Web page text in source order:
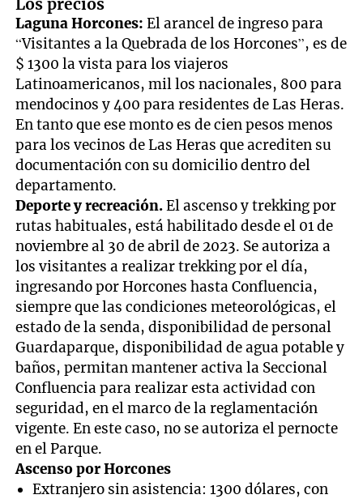
Los precios
Laguna Horcones: El arancel de ingreso para
“Visitantes a la Quebrada de los Horcones”, es de
$ 1300 la vista para los viajeros
Latinoamericanos, mil los nacionales, 800 para
mendocinos y 400 para residentes de Las Heras.
En tanto que ese monto es de cien pesos menos
para los vecinos de Las Heras que acrediten su
documentación con su domicilio dentro del
departamento.
Deporte y recreación.El ascenso y trekking por
rutas habituales, está habilitado desde el 01 de
noviembre al 30 de abril de 2023. Se autoriza a
los visitantes a realizar trekking por el día,
ingresando por Horcones hasta Confluencia,
siempre que las condiciones meteorológicas, el
estado de la senda, disponibilidad de personal
Guardaparque, disponibilidad de agua potable y
baños, permitan mantener activa la Seccional
Confluencia para realizar esta actividad con
seguridad, en el marco de la reglamentación
vigente. En este caso, no se autoriza el pernocte
en el Parque.
Ascenso por Horcones
Extranjero sin asistencia: 1300 dólares, con